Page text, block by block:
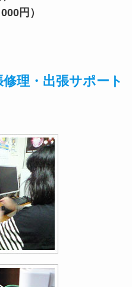
円）
理・出張サポート